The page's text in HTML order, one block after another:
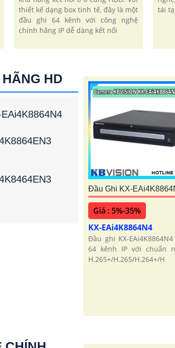
thiết kế dạng box tinh tế, đây là một
đầu ghi 64 kênh với công nghệ
chính hãng IP dễ dàng kết nối
tái
HD
Đầu Ghi KX-
Giá : 5%-35%
KX-EAi4K8864N4
Đầu ghi KX-
64 kênh IP với chuẩn
H.265+/H.265/H.264+/H